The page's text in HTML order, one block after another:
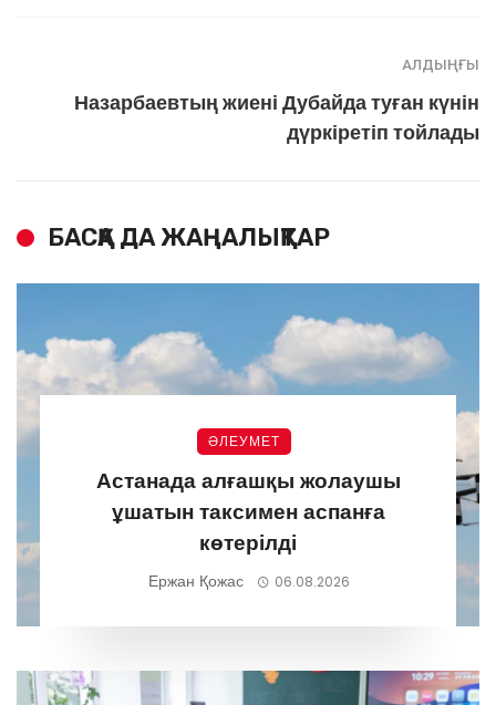
АЛДЫҢҒЫ
Назарбаевтың жиені Дубайда туған күнін
дүркіретіп тойлады
БАСҚА ДА ЖАҢАЛЫҚТАР
ӘЛЕУМЕТ
Астанада алғашқы жолаушы
ұшатын таксимен аспанға
көтерілді
Ержан Қожас 06.08.2026